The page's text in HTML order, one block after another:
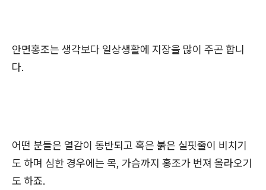
안면홍조는 생각보다 일상생활에 지장을 많이 주곤 합니
다.
어떤 분들은 열감이 동반되고 혹은 붉은 실핏줄이 비치기
도 하며 심한 경우에는 목, 가슴까지 홍조가 번져 올라오기
도 하죠.